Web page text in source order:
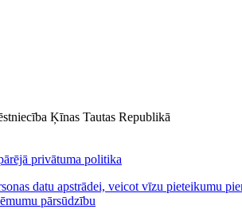
Ķīnas Tautas Republikā
privātuma politika
datu apstrādei, veicot vīzu pieteikumu
pārsūdzību